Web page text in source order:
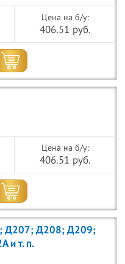
Цена на б/у:
406.51 руб.
Цена на б/у:
406.51 руб.
Д207; Д208; Д209;
и т. п.